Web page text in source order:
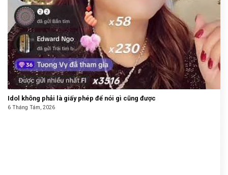
Idol không phải là giấy phép để nói gì cũng được
6 Tháng Tám, 2026